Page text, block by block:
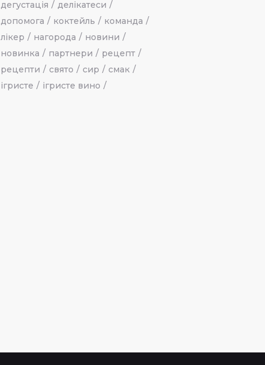
дегустація
делікатеси
допомога
коктейль
команда
лікер
нагорода
новини
новинка
партнери
рецепт
рецепти
свято сир
смак
ігристе
ігристе вино